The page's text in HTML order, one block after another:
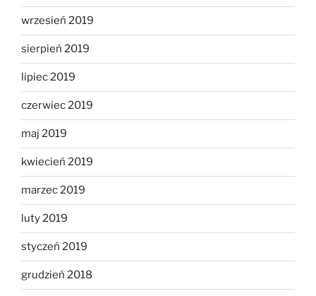
wrzesień 2019
sierpień 2019
lipiec 2019
czerwiec 2019
maj 2019
kwiecień 2019
marzec 2019
luty 2019
styczeń 2019
grudzień 2018